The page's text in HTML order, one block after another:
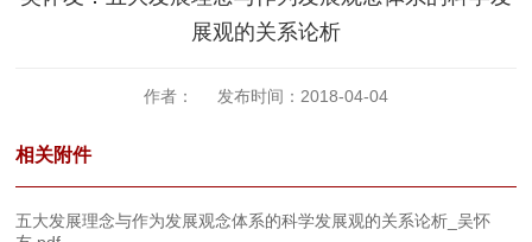
展观的关系论析
作者： 发布时间：2018-04-04
相关附件
五大发展理念与作为发展观念体系的科学发展观的关系论析_吴怀